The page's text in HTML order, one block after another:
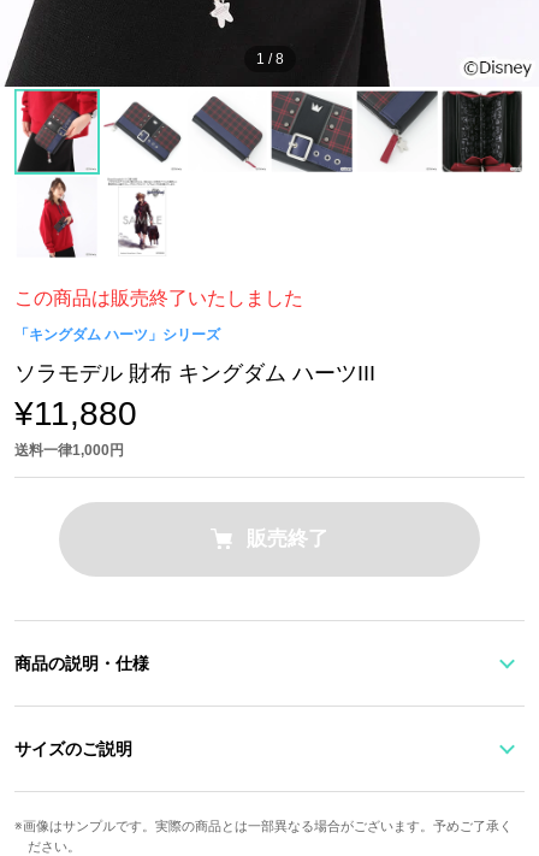
1 /8
この商品は販売終了いたしました
「キングダム ハーツ」シリーズ
ソラモデル 財布 キングダム ハーツIII
¥11,880
送料一律1,000円
販売終了
商品の説明・仕様
フロント中央にはネックレスの王冠モチーフのプレートを、引き手
内装にさりげなく型押しされた「キングダムチェーン」のシルエッ
トが隠れポイント。
サイズのご説明
サイズ 縦 横 奥行き
数
画像はサンプルです。実際の商品とは一部異なる場合がございます。予めご了承く
ださい。